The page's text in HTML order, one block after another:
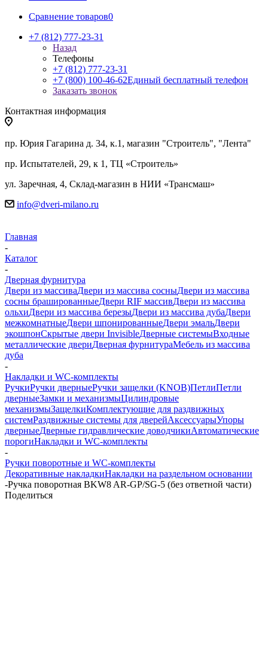
Сравнение товаров0
+7 (812) 777-23-31
Назад
Телефоны
+7 (812) 777-23-31
+7 (800) 100-46-62Единый бесплатный телефон
Заказать звонок
Контактная информация
пр. Юрия Гагарина д. 34, к.1, магазин "Строитель", "Лента"
пр. Испытателей, 29, к 1, ТЦ «Строитель»
ул. Заречная, 4, Склад-магазин в НИИ «Трансмаш»
info@dveri-milano.ru
Главная
-
Каталог
-
Дверная фурнитура
Двери из массиваДвери из массива сосныДвери из массива
сосны брашированныеДвери RIF массивДвери из массива
ольхиДвери из массива березыДвери из массива дубаДвери
межкомнатныеДвери шпонированныеДвери эмальДвери
экошпонСкрытые двери InvisibleДверные системыВходные
металлические двериДверная фурнитураМебель из массива
дуба
-
Накладки и WC-комплекты
РучкиРучки дверныеРучки защелки (KNOB)ПетлиПетли
дверныеЗамки и механизмыЦилиндровые
механизмыЗащелкиКомплектующие для раздвижных
системРаздвижные системы для дверейАксессуарыУпоры
дверныеДверные гидравлические доводчикиАвтоматические
порогиНакладки и WC-комплекты
-
Ручки поворотные и WC-комплекты
Декоративные накладкиНакладки на раздельном основании
-Ручка поворотная BKW8 AR-GP/SG-5 (без ответной части)
Поделиться